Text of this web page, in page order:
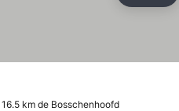
preços
16.5 km de Bosschenhoofd